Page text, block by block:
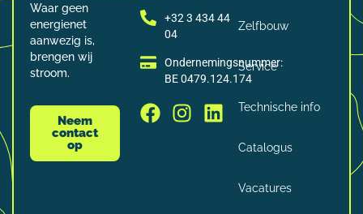
Waar geen
energienet
aanwezig is,
brengen wij
stroom.
Neem
contact
op
+32 3 434 44
04
Ondernemingsnummer:
BE 0479.124.174
Zelfbouw
Service
Technische info
Catalogus
Vacatures